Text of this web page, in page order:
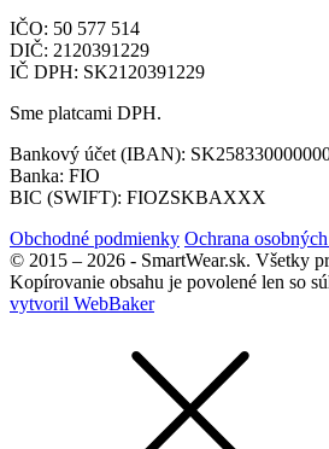
IČO: 50 577 514
DIČ: 2120391229
IČ DPH: SK2120391229
Sme platcami DPH.
Bankový účet (IBAN):
Banka: FIO
BIC (SWIFT): FIOZSKBAXXX
Obchodné podmienky Ochrana
© 2015 – 2026 - SmartWear.sk. Všetky
Kopírovanie obsahu je povolené len so
vytvoril WebBaker